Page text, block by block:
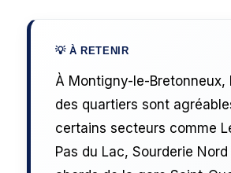
À Montigny-le-Bretonneux,
des quartiers sont
certains secteurs comme
Pas du Lac, Sourderie